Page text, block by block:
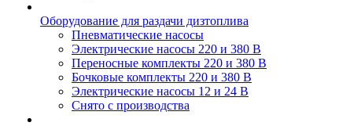
Оборудование для раздачи дизтоплива
Пневматические насосы
Электрические насосы 220 и 380 В
Переносные комплекты 220 и 380 В
Бочковые комплекты 220 и 380 В
Электрические насосы 12 и 24 В
Снято с производства